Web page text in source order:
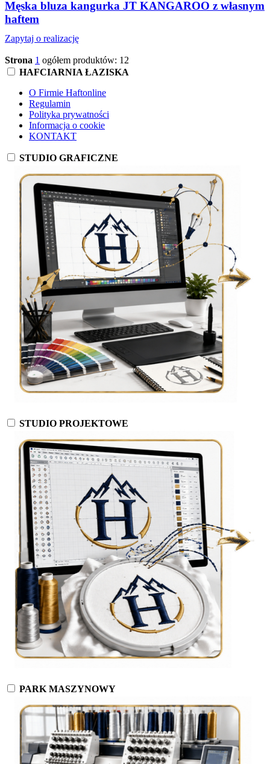
Męska bluza kangurka JT KANGAROO z własnym
haftem
Zapytaj o realizację
Strona 1 ogółem produktów: 12
HAFCIARNIA ŁAZISKA
O Firmie Haftonline
Regulamin
Polityka prywatności
Informacja o cookie
KONTAKT
STUDIO GRAFICZNE
STUDIO PROJEKTOWE
PARK MASZYNOWY